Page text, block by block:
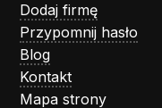
Dodaj firmę
Przypomnij hasło
Blog
Kontakt
Mapa strony